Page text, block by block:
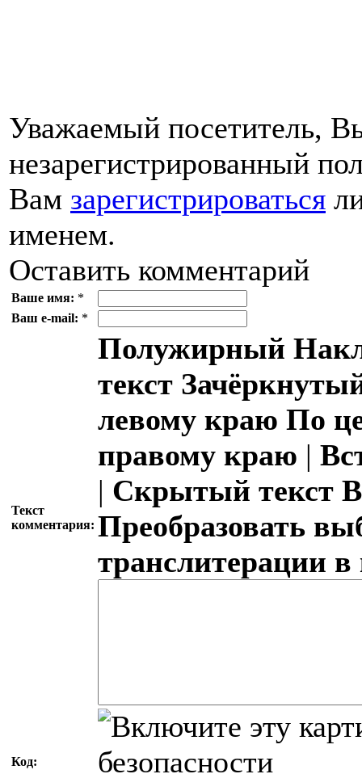
Уважаемый посетитель,
незарегистрированный
Вам зарегистрироваться
именем.
Оставить комментарий
Ваше имя: *
Ваш e-mail: *
Текст
комментария:
Полужирный
текст
левому краю По
правому краю |
| Скрытый текст
Преобразовать
транслитерации
Код: